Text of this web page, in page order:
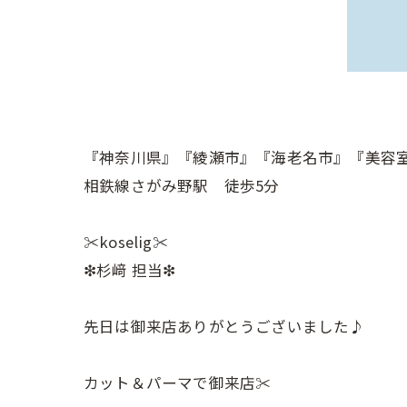
『神奈川県』『綾瀬市』『海老名市』『美容
相鉄線さがみ野駅 徒歩5分
✂︎koselig✂︎
❇︎杉﨑 担当❇︎
先日は御来店ありがとうございました♪
カット＆パーマで御来店✂︎